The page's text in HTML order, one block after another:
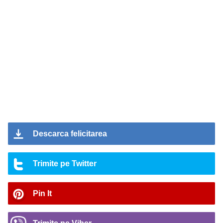
Descarca felicitarea
Trimite pe Twitter
Pin It